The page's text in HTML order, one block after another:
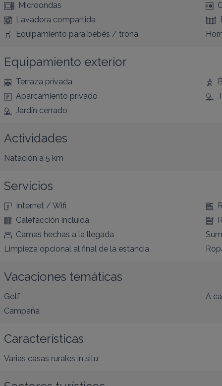
Microondas
Lavadora compartida
Equipamiento para bebés / trona
Equipamiento exterior
Terraza privada
Aparcamiento privado
Jardín cerrado
Actividades
Natación a 5 km
Servicios
Internet / Wifi
Calefacción incluida
Camas hechas a la llegada
Limpieza opcional al final de la estancia
Vacaciones temáticas
Golf
A
Campaña
Características
Varias casas rurales in situ